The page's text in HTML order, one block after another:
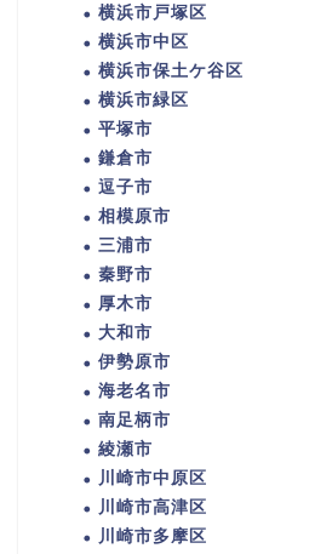
横浜市戸塚区
横浜市中区
横浜市保土ケ谷区
横浜市緑区
平塚市
鎌倉市
逗子市
相模原市
三浦市
秦野市
厚木市
大和市
伊勢原市
海老名市
南足柄市
綾瀬市
川崎市中原区
川崎市高津区
川崎市多摩区